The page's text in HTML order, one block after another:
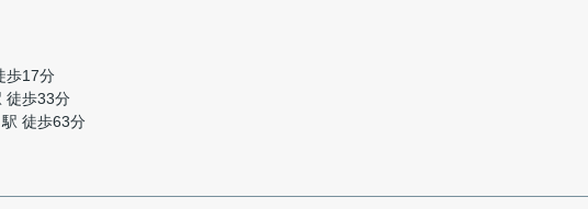
歩17分
徒歩33分
駅 徒歩63分